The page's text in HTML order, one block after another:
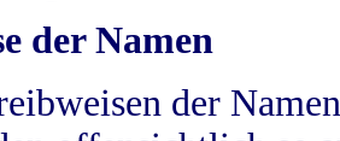
der Namen
der